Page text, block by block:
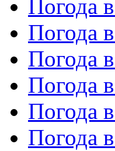
Погода
Погода
Погода
Погода
Погода
Погода